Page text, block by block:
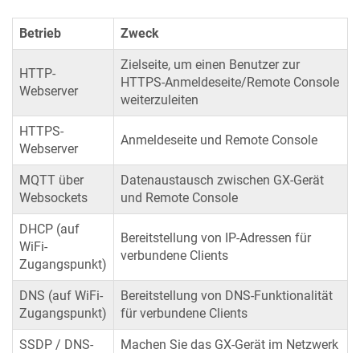
Betrieb Zweck
HTTP-
Webserver
Zielseite, um einen Benutzer zur
HTTPS-Anmeldeseite/Remote Console
weiterzuleiten
HTTPS-
Webserver
Anmeldeseite und Remote Console
MQTT über
Websockets
Datenaustausch zwischen GX-Gerät
und Remote Console
DHCP (auf
WiFi-
Zugangspunkt)
Bereitstellung von IP-Adressen für
verbundene Clients
DNS (auf WiFi-
Zugangspunkt)
Bereitstellung von DNS-Funktionalität
für verbundene Clients
SSDP / DNS-
Machen Sie das GX-Gerät im Netzwerk